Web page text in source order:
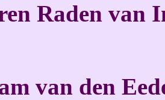
Raden van
van den